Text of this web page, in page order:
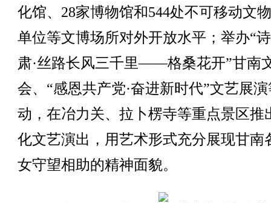
化馆、28家博物馆和544处不可移动文
单位等文博场所对外开放水平；举办“
肃·丝路长风三千里——格桑花开”甘南
会、“感恩共产党·奋进新时代”文艺展
动，在冶力关、拉卜楞寺等重点景区推
化文艺演出，用艺术形式充分展现甘南
女守望相助的精神面貌。